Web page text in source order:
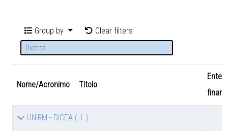
Group by Clear filters
Nome/Acronimo Titolo
Ente
UNIRM - DICEA ( 1 )